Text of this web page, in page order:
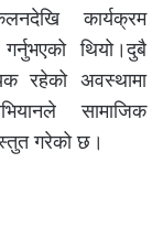
कार्यक्रम
थियो।दुबै
रहेको अवस्थामा
सामाजिक
गरेको छ।